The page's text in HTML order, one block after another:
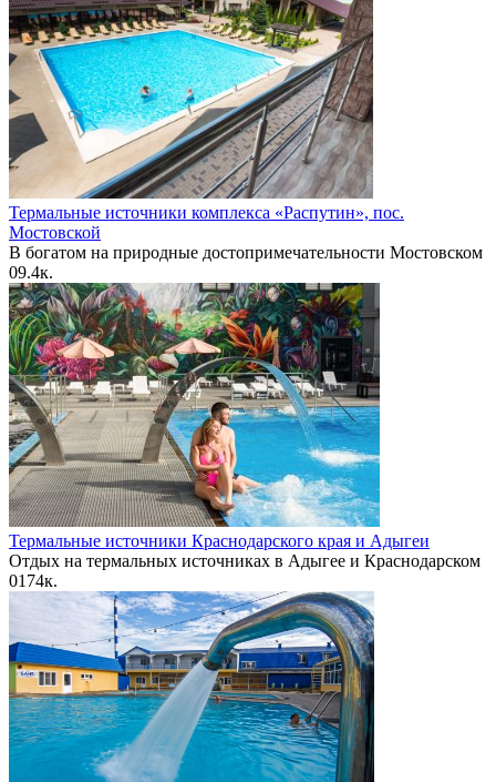
Термальные источники комплекса «Распутин», пос.
Мостовской
В богатом на природные достопримечательности Мостовском
09.4к.
Термальные источники Краснодарского края и Адыгеи
Отдых на термальных источниках в Адыгее и Краснодарском
0174к.